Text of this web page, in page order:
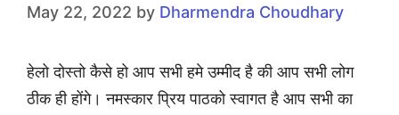
May 22, 2022 by Dharmendra Choudhary
हेलो दोस्तो कैसे हो आप सभी हमे उम्मीद है की आप सभी लोग
ठीक ही होंगे। नमस्कार प्रिय पाठको स्वागत है आप सभी का